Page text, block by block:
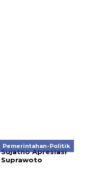
Pemerintahan-Politik
Sujatno Apresiasi
Suprawoto